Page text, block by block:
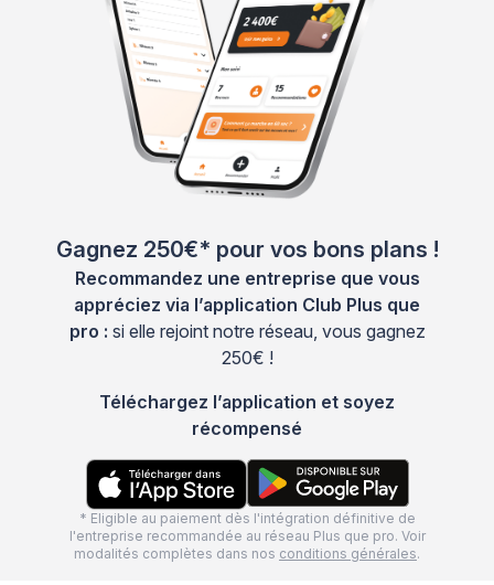
Gagnez 250€* pour vos bons plans !
Recommandez une entreprise que vous
appréciez via l’application Club Plus que
pro : si elle rejoint notre réseau, vous gagnez
250€ !
Téléchargez l’application et soyez
récompensé
* Eligible au paiement dès l'intégration définitive de
l'entreprise recommandée au réseau Plus que pro. Voir
modalités complètes dans nos conditions générales.